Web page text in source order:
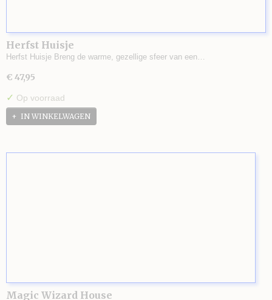
Herfst Huisje
Herfst Huisje Breng de warme, gezellige sfeer van een…
€ 47,95
✓ Op voorraad
IN WINKELWAGEN
Magic Wizard House